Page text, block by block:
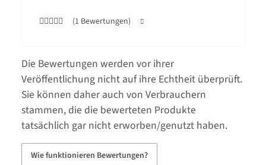
(1 Bewertungen)
Die Bewertungen werden vor ihrer
Veröffentlichung nicht auf ihre Echtheit überprüft.
Sie können daher auch von Verbrauchern
stammen, die die bewerteten Produkte
tatsächlich gar nicht erworben/genutzt haben.
Wie funktionieren Bewertungen?